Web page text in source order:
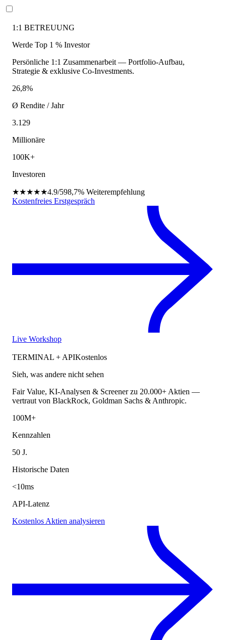
1:1 BETREUUNG
Werde Top 1 % Investor
Persönliche 1:1 Zusammenarbeit — Portfolio-Aufbau,
Strategie & exklusive Co-Investments.
26,8%
Ø Rendite / Jahr
3.129
Millionäre
100K+
Investoren
★★★★★4.9/598,7% Weiterempfehlung
Kostenfreies Erstgespräch
Live Workshop
TERMINAL + APIKostenlos
Sieh, was andere nicht sehen
Fair Value, KI-Analysen & Screener zu 20.000+ Aktien —
vertraut von BlackRock, Goldman Sachs & Anthropic.
100M+
Kennzahlen
50 J.
Historische Daten
<10ms
API-Latenz
Kostenlos Aktien analysieren